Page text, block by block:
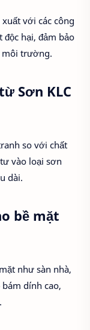
với các công
độc hại, đảm bảo
môi trường.
Sơn KLC
so với chất
vào loại sơn
dài.
bề mặt
như sàn nhà,
dính cao,